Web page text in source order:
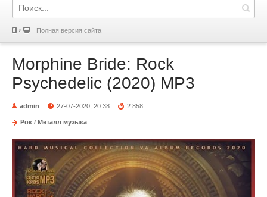
Полная версия сайта
Morphine Bride: Rock
Psychedelic (2020) MP3
admin 27-07-2020, 20:38 2 858
Рок / Металл музыка